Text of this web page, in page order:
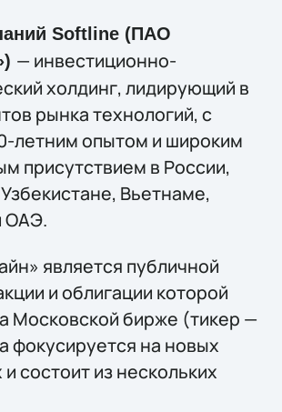
Softline (ПАО
— инвестиционно-
холдинг, лидирующий в
рынка технологий, c
летним опытом и широким
присутствием в России,
Вьетнаме,
ОАЭ.
является публичной
и облигации которой
Московской бирже (тикер —
фокусируется на новых
состоит из нескольких